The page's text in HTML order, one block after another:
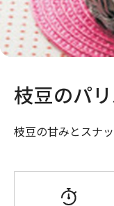
枝豆のパ
枝豆の甘みとスナ